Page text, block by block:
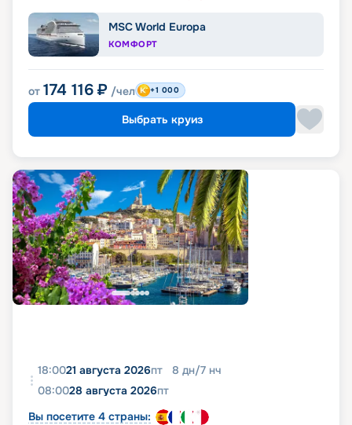
MSC World Europa
КОМФОРТ
от 174 116 ₽ /чел +1 000
Выбрать круиз
18:0021 августа 2026пт 8 дн/7 нч
08:0028 августа 2026пт
Вы посетите 4 страны: